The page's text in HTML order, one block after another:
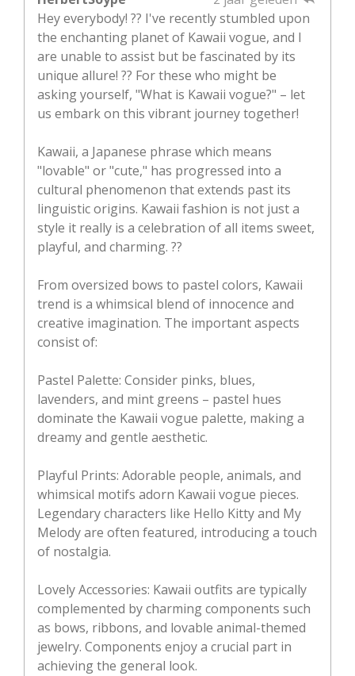
Hey everybody! ?? I've recently stumbled upon
the enchanting planet of Kawaii vogue, and I
are unable to assist but be fascinated by its
unique allure! ?? For these who might be
asking yourself, "What is Kawaii vogue?" – let
us embark on this vibrant journey together!
Kawaii, a Japanese phrase which means
"lovable" or "cute," has progressed into a
cultural phenomenon that extends past its
linguistic origins. Kawaii fashion is not just a
style it really is a celebration of all items sweet,
playful, and charming. ??
From oversized bows to pastel colors, Kawaii
trend is a whimsical blend of innocence and
creative imagination. The important aspects
consist of:
Pastel Palette: Consider pinks, blues,
lavenders, and mint greens – pastel hues
dominate the Kawaii vogue palette, making a
dreamy and gentle aesthetic.
Playful Prints: Adorable people, animals, and
whimsical motifs adorn Kawaii vogue pieces.
Legendary characters like Hello Kitty and My
Melody are often featured, introducing a touch
of nostalgia.
Lovely Accessories: Kawaii outfits are typically
complemented by charming components such
as bows, ribbons, and lovable animal-themed
jewelry. Components enjoy a crucial part in
achieving the general look.